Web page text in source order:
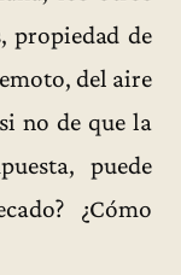
propiedad de
del aire
no de que la
puede
¿Cómo